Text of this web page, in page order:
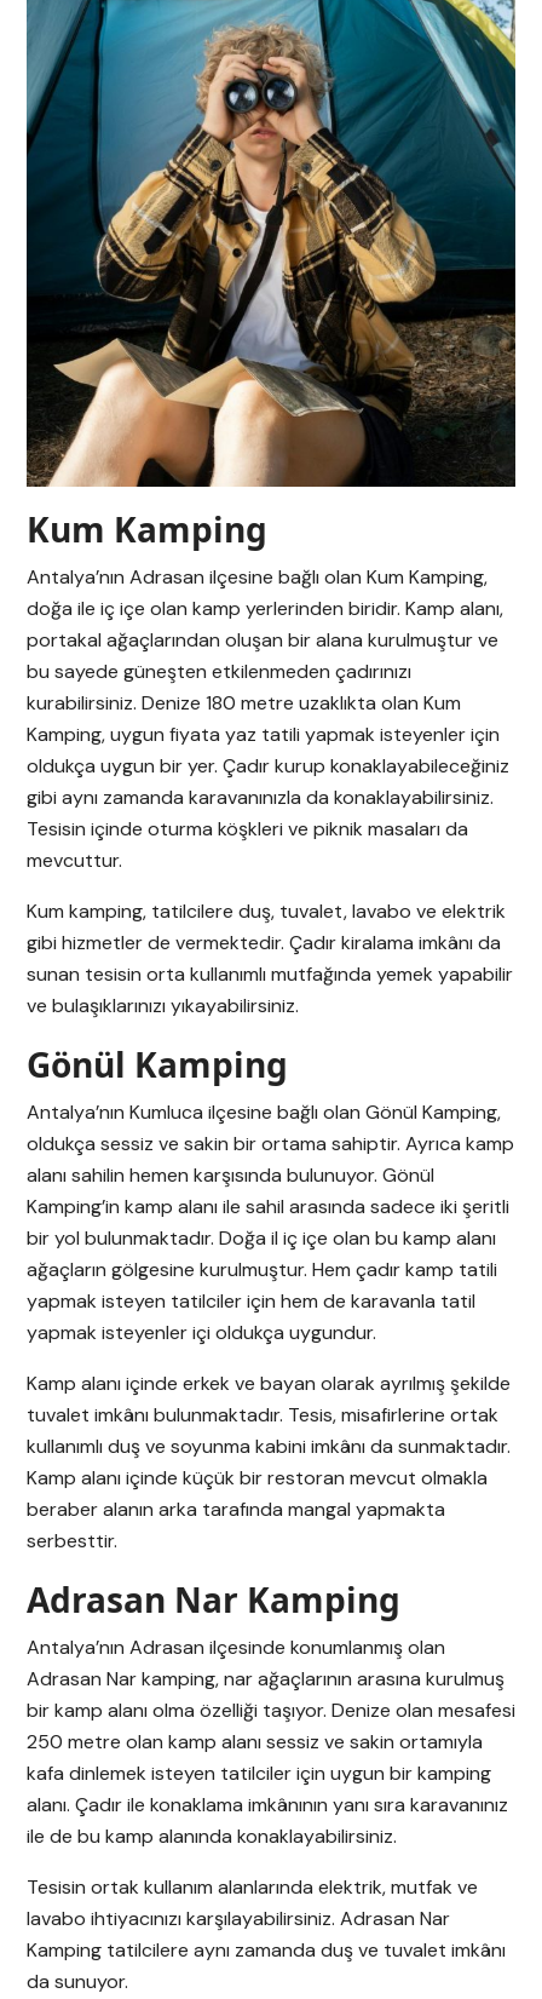
Kum Kamping
Antalya’nın Adrasan ilçesine bağlı olan Kum Kamping,
doğa ile iç içe olan kamp yerlerinden biridir. Kamp alanı,
portakal ağaçlarından oluşan bir alana kurulmuştur ve
bu sayede güneşten etkilenmeden çadırınızı
kurabilirsiniz. Denize 180 metre uzaklıkta olan Kum
Kamping, uygun fiyata yaz tatili yapmak isteyenler için
oldukça uygun bir yer. Çadır kurup konaklayabileceğiniz
gibi aynı zamanda karavanınızla da konaklayabilirsiniz.
Tesisin içinde oturma köşkleri ve piknik masaları da
mevcuttur.
Kum kamping, tatilcilere duş, tuvalet, lavabo ve elektrik
gibi hizmetler de vermektedir. Çadır kiralama imkânı da
sunan tesisin orta kullanımlı mutfağında yemek yapabilir
ve bulaşıklarınızı yıkayabilirsiniz.
Gönül Kamping
Antalya’nın Kumluca ilçesine bağlı olan Gönül Kamping,
oldukça sessiz ve sakin bir ortama sahiptir. Ayrıca kamp
alanı sahilin hemen karşısında bulunuyor. Gönül
Kamping’in kamp alanı ile sahil arasında sadece iki şeritli
bir yol bulunmaktadır. Doğa il iç içe olan bu kamp alanı
ağaçların gölgesine kurulmuştur. Hem çadır kamp tatili
yapmak isteyen tatilciler için hem de karavanla tatil
yapmak isteyenler içi oldukça uygundur.
Kamp alanı içinde erkek ve bayan olarak ayrılmış şekilde
tuvalet imkânı bulunmaktadır. Tesis, misafirlerine ortak
kullanımlı duş ve soyunma kabini imkânı da sunmaktadır.
Kamp alanı içinde küçük bir restoran mevcut olmakla
beraber alanın arka tarafında mangal yapmakta
serbesttir.
Adrasan Nar Kamping
Antalya’nın Adrasan ilçesinde konumlanmış olan
Adrasan Nar kamping, nar ağaçlarının arasına kurulmuş
bir kamp alanı olma özelliği taşıyor. Denize olan mesafesi
250 metre olan kamp alanı sessiz ve sakin ortamıyla
kafa dinlemek isteyen tatilciler için uygun bir kamping
alanı. Çadır ile konaklama imkânının yanı sıra karavanınız
ile de bu kamp alanında konaklayabilirsiniz.
Tesisin ortak kullanım alanlarında elektrik, mutfak ve
lavabo ihtiyacınızı karşılayabilirsiniz. Adrasan Nar
Kamping tatilcilere aynı zamanda duş ve tuvalet imkânı
da sunuyor.